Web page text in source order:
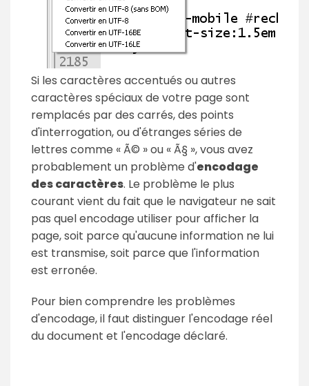
Si les caractères accentués ou autres
caractères spéciaux de votre page sont
remplacés par des carrés, des points
d'interrogation, ou d'étranges séries de
lettres comme « Ã© » ou « Ã§ », vous avez
probablement un problème d'encodage
des caractères. Le problème le plus
courant vient du fait que le navigateur ne sait
pas quel encodage utiliser pour afficher la
page, soit parce qu'aucune information ne lui
est transmise, soit parce que l'information
est erronée.
Pour bien comprendre les problèmes
d'encodage, il faut distinguer l'encodage réel
du document et l'encodage déclaré.